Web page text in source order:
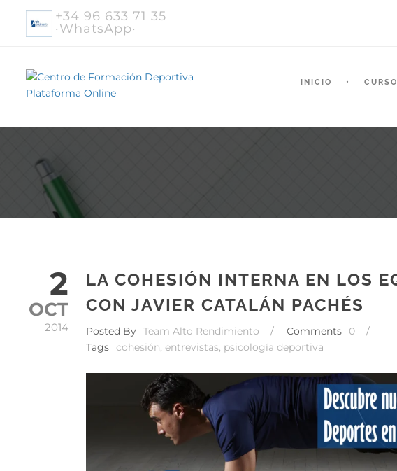
+34 96 633 71 35
·WhatsApp·
INICIO
2
OCT
2014
LA COHESIÓN INTERNA EN LOS
CON JAVIER CATALÁN PACHÉS
Posted By Team Alto Rendimiento / Comments 0
/
Tags cohesión, entrevistas, psicología deportiva